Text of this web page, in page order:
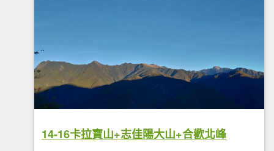
14-16卡拉寶山+志佳陽大山+合歡北峰